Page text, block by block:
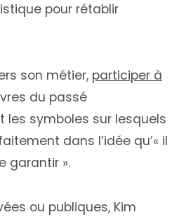
pour rétablir
son métier, participer à
du passé
les symboles sur lesquels
dans l’idée qu’« il
garantir ».
ou publiques, Kim